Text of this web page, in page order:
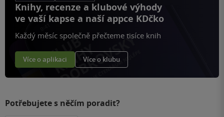
Knihy, recenze a klubové výhody
ve vaší kapse a naší appce KDčko
Každý měsíc společně přečteme tisíce knih
Více o aplikaci Více o klubu
Potřebujete s něčím poradit?